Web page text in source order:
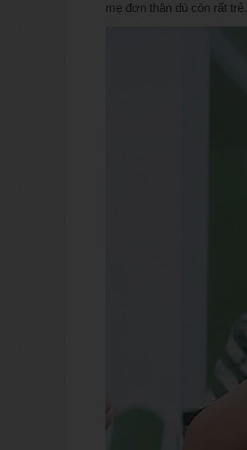
mẹ đơn thân dù còn rất trẻ.